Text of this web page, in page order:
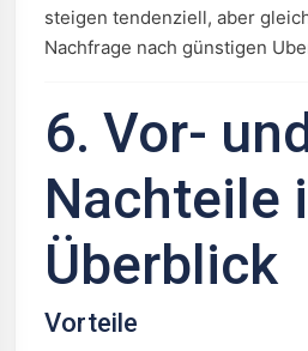
steigen tendenziell, aber
Nachfrage nach günstigen
6. Vor-
Nachteile
Überblick
Vorteile